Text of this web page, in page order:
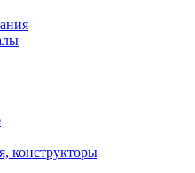
конструкторы